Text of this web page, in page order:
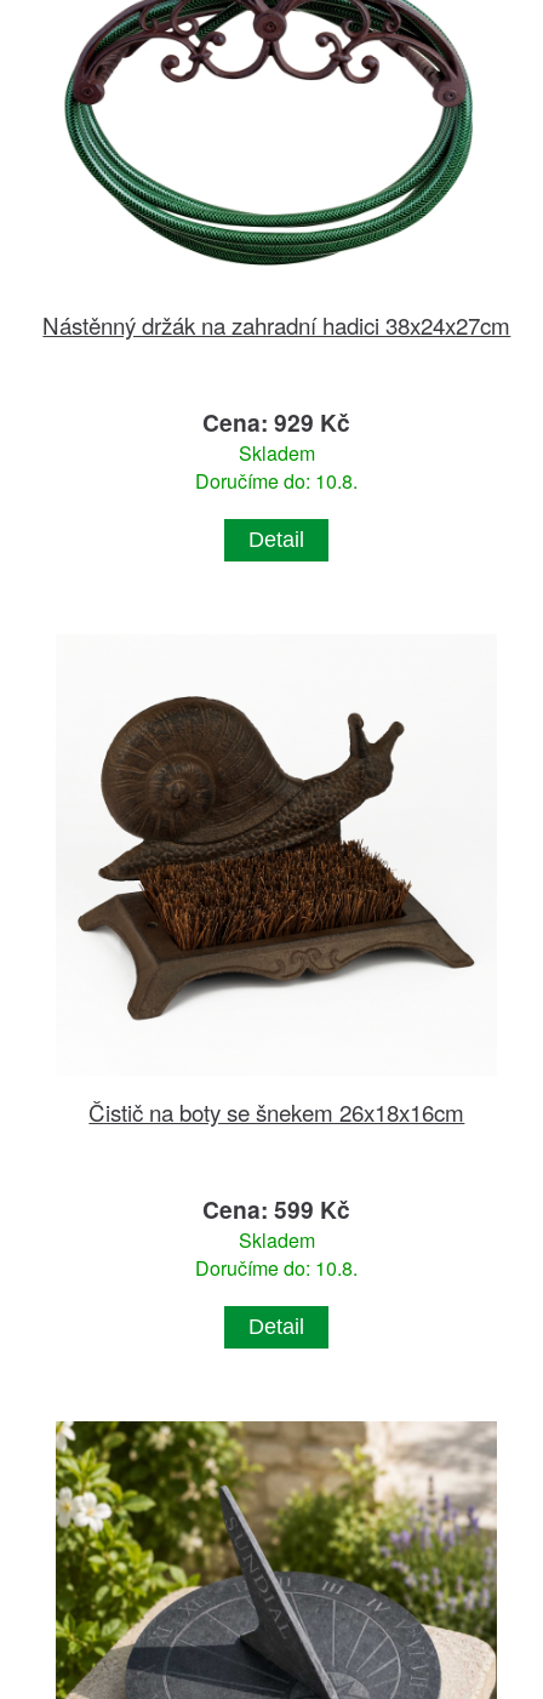
Nástěnný držák na zahradní hadici 38x24x27cm
Cena: 929 Kč
Skladem
Doručíme do: 10.8.
Detail
Čistič na boty se šnekem 26x18x16cm
Cena: 599 Kč
Skladem
Doručíme do: 10.8.
Detail